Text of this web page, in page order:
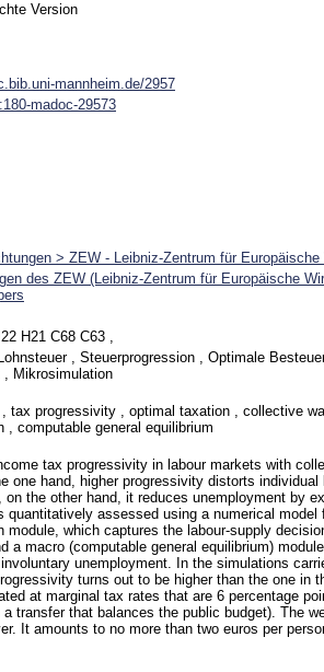
Version
mannheim.de/2957
madoc-29573
> ZEW - Leibniz-Zentrum für
des ZEW (Leibniz-Zentrum für Europäische
H21 C68 C63 ,
, Steuerprogression , Optimale
, Mikrosimulation
, tax progressivity , optimal taxation , collective
, computable general equilibrium
tax progressivity in labour markets with
one hand, higher progressivity distorts
on the other hand, it reduces unemployment by
quantitatively assessed using a numerical model
module, which captures the labour-supply
a macro (computable general equilibrium)
involuntary unemployment. In the simulations
turns out to be higher than the one in
at marginal tax rates that are 6 percentage
a transfer that balances the public budget). The
It amounts to no more than two euros per